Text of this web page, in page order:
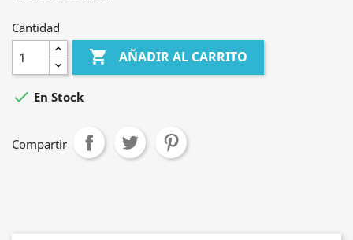
Cantidad
 AÑADIR AL CARRITO
 En Stock
Compartir